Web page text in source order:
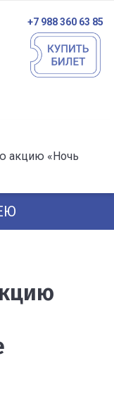
+7 988 360 63 85
акцию «Ночь